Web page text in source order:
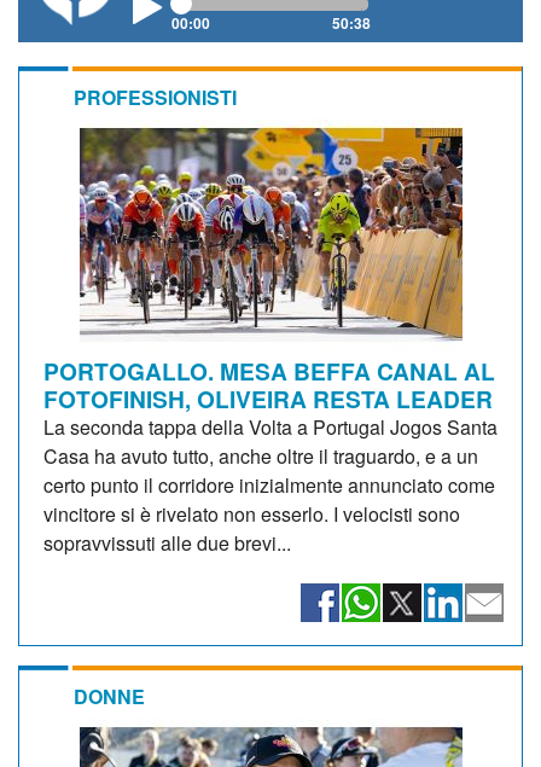
00:00 50:38
PROFESSIONISTI
PORTOGALLO. MESA BEFFA CANAL AL
FOTOFINISH, OLIVEIRA RESTA LEADER
La seconda tappa della Volta a Portugal Jogos Santa
Casa ha avuto tutto, anche oltre il traguardo, e a un
certo punto il corridore inizialmente annunciato come
vincitore si è rivelato non esserlo. I velocisti sono
sopravvissuti alle due brevi...
DONNE